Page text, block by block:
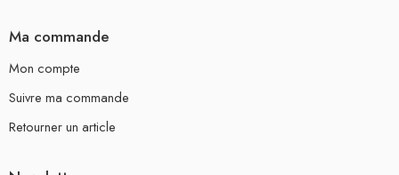
Ma commande
Mon compte
Suivre ma commande
Retourner un article